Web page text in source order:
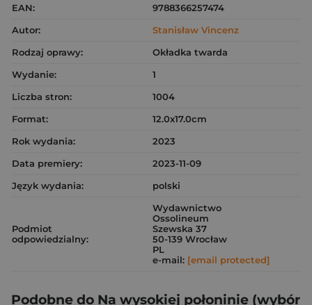
EAN:
9788366257474
Autor:
Stanisław Vincenz
Rodzaj oprawy:
Okładka twarda
Wydanie:
1
Liczba stron:
1004
Format:
12.0x17.0cm
Rok wydania:
2023
Data premiery:
2023-11-09
Język wydania:
polski
Podmiot
odpowiedzialny:
Wydawnictwo
Ossolineum
Szewska 37
50-139 Wrocław
PL
e-mail: [email protected]
Podobne do Na wysokiej połoninie (wybór